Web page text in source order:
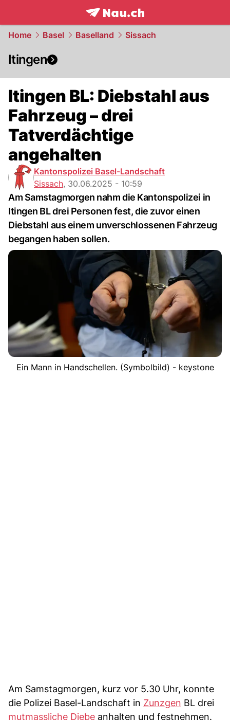
frontpage.NAU.ch
Home Basel Baselland Sissach
Itingen
Itingen BL: Diebstahl aus
Fahrzeug – drei
Tatverdächtige
angehalten
Kantonspolizei Basel-Landschaft
Sissach, 30.06.2025 - 10:59
Am Samstagmorgen nahm die Kantonspolizei in
Itingen BL drei Personen fest, die zuvor einen
Diebstahl aus einem unverschlossenen Fahrzeug
begangen haben sollen.
Ein Mann in Handschellen. (Symbolbild) - keystone
Am Samstagmorgen, kurz vor 5.30 Uhr, konnte
die Polizei Basel-Landschaft in Zunzgen BL drei
mutmassliche Diebe anhalten und festnehmen.